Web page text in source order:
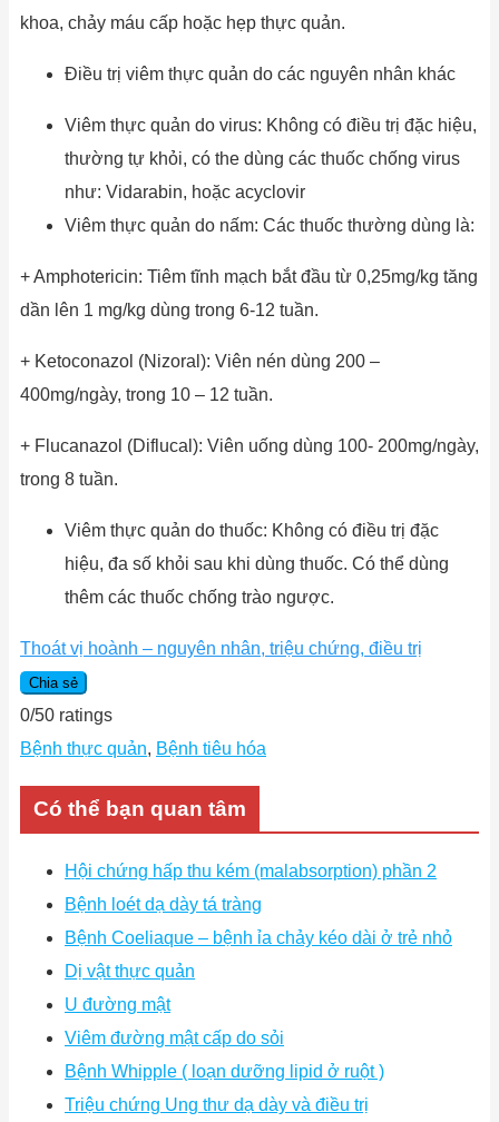
khoa, chảy máu cấp hoặc hẹp thực quản.
Điều trị viêm thực quản do các nguyên nhân khác
Viêm thực quản do virus: Không có điều trị đặc hiệu,
thường tự khỏi, có the dùng các thuốc chống virus
như: Vidarabin, hoặc acyclovir
Viêm thực quản do nấm: Các thuốc thường dùng là:
+ Amphotericin: Tiêm tĩnh mạch bắt đầu từ 0,25mg/kg tăng
dần lên 1 mg/kg dùng trong 6-12 tuần.
+ Ketoconazol (Nizoral): Viên nén dùng 200 –
400mg/ngày, trong 10 – 12 tuần.
+ Flucanazol (Diflucal): Viên uống dùng 100- 200mg/ngày,
trong 8 tuần.
Viêm thực quản do thuốc: Không có điều trị đặc
hiệu, đa số khỏi sau khi dùng thuốc. Có thể dùng
thêm các thuốc chống trào ngược.
Thoát vị hoành – nguyên nhân, triệu chứng, điều trị
Chia sẻ
0/50 ratings
Bệnh thực quản, Bệnh tiêu hóa
Có thể bạn quan tâm
Hội chứng hấp thu kém (malabsorption) phần 2
Bệnh loét dạ dày tá tràng
Bệnh Coeliaque – bệnh ỉa chảy kéo dài ở trẻ nhỏ
Dị vật thực quản
U đường mật
Viêm đường mật cấp do sỏi
Bệnh Whipple ( loạn dưỡng lipid ở ruột )
Triệu chứng Ung thư dạ dày và điều trị